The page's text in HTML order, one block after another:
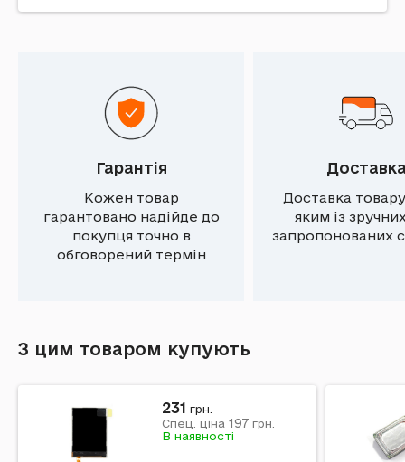
Гарантія
Кожен товар
гарантовано надійде до
покупця точно в
обговорений термін
Доставка
яким із
запропонованих
З цим товаром купують
231 грн.
Спец. ціна 197 грн.
В наявності